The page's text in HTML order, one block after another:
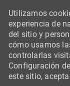
Utilizamos
experiencia de
del sitio y
cómo usamos
controlarlas
Configuración
este sitio,